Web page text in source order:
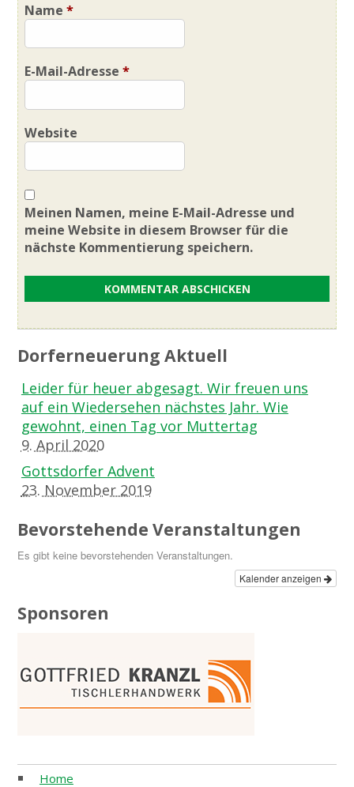
Name*
E-Mail-Adresse*
Website
Meinen Namen, meine E-Mail-Adresse und
meine Website in diesem Browser für die
nächste Kommentierung speichern.
Dorferneuerung Aktuell
Leider für heuer abgesagt. Wir freuen uns
auf ein Wiedersehen nächstes Jahr. Wie
gewohnt, einen Tag vor Muttertag
9. April 2020
Gottsdorfer Advent
23. November 2019
Bevorstehende Veranstaltungen
Es gibt keine bevorstehenden Veranstaltungen.
Kalender anzeigen
Sponsoren
Home